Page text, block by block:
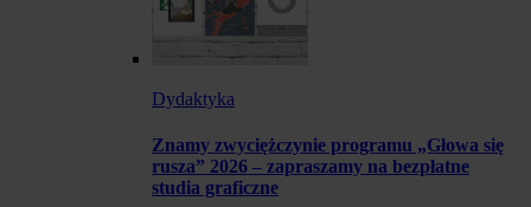
Dydaktyka
Znamy zwyciężczynie programu „Głowa się
rusza” 2026 – zapraszamy na bezpłatne
studia graficzne